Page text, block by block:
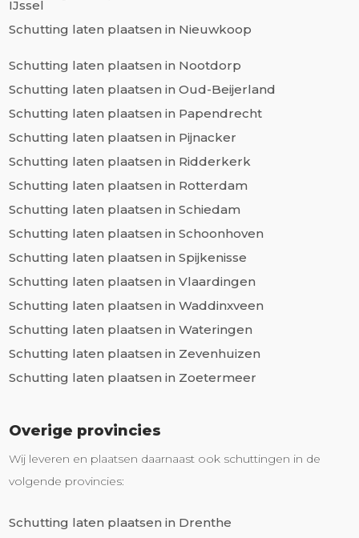
IJssel
Schutting laten plaatsen in Nieuwkoop
Schutting laten plaatsen in Nootdorp
Schutting laten plaatsen in Oud-Beijerland
Schutting laten plaatsen in Papendrecht
Schutting laten plaatsen in Pijnacker
Schutting laten plaatsen in Ridderkerk
Schutting laten plaatsen in Rotterdam
Schutting laten plaatsen in Schiedam
Schutting laten plaatsen in Schoonhoven
Schutting laten plaatsen in Spijkenisse
Schutting laten plaatsen in Vlaardingen
Schutting laten plaatsen in Waddinxveen
Schutting laten plaatsen in Wateringen
Schutting laten plaatsen in Zevenhuizen
Schutting laten plaatsen in Zoetermeer
Overige provincies
Wij leveren en plaatsen daarnaast ook schuttingen in de
volgende provincies:
Schutting laten plaatsen in Drenthe